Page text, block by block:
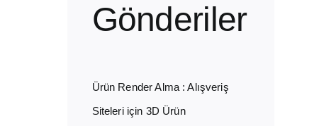
Gönderiler
Ürün Render Alma : Alışveriş
Siteleri için 3D Ürün